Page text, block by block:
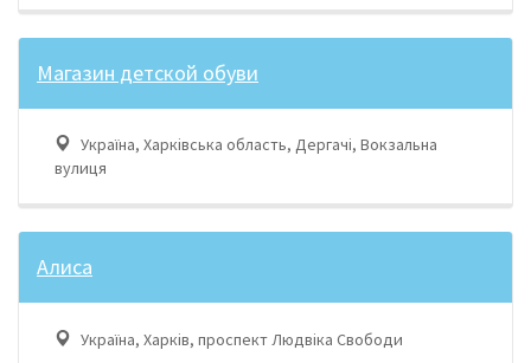
Магазин детской обуви
Україна, Харківська область, Дергачі, Вокзальна
вулиця
Алиса
Україна, Харків, проспект Людвіка Свободи